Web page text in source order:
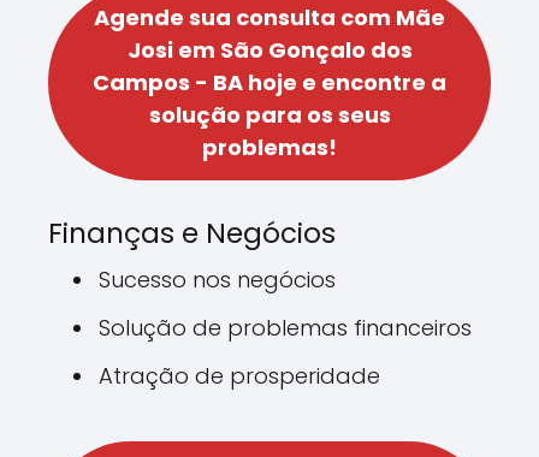
Agende sua consulta com Mãe
Josi em São Gonçalo dos
Campos - BA hoje e encontre a
solução para os seus
problemas!
Finanças e Negócios
Sucesso nos negócios
Solução de problemas financeiros
Atração de prosperidade